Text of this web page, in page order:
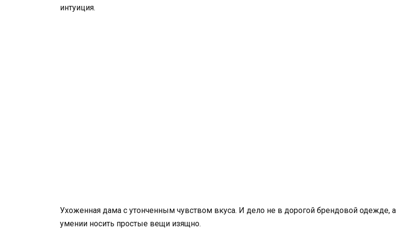
интуиция.
Ухоженная дама с утонченным чувством вкуса. И дело не в дорогой брендовой одежде, а
умении носить простые вещи изящно.